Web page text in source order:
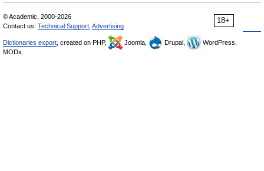
18+
© Academic, 2000-2026
Contact us: Technical Support Advertising
Dictionaries export , created on PHP, Joomla, Drupal,
WordPress,
MODx.